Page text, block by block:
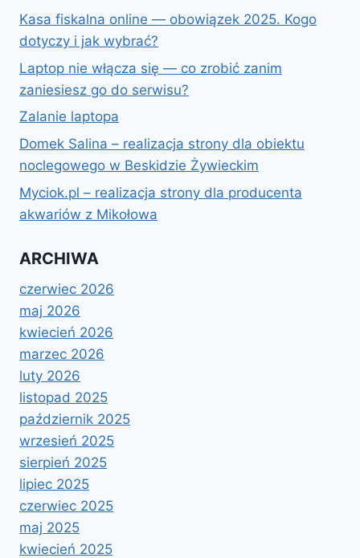
NIE
Z
E-
Kasa fiskalna online — obowiązek 2025. Kogo
dotyczy i jak wybrać?
Laptop nie włącza się — co zrobić zanim
zaniesiesz go do serwisu?
Zalanie laptopa
Domek Salina – realizacja strony dla obiektu
noclegowego w Beskidzie Żywieckim
Myciok.pl – realizacja strony dla producenta
akwariów z Mikołowa
ARCHIWA
czerwiec 2026
maj 2026
kwiecień 2026
marzec 2026
luty 2026
listopad 2025
październik 2025
wrzesień 2025
sierpień 2025
lipiec 2025
czerwiec 2025
maj 2025
kwiecień 2025